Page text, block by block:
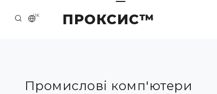
ПРОКСИС™
UK
ПРО НАС
Промислові комп'ютери